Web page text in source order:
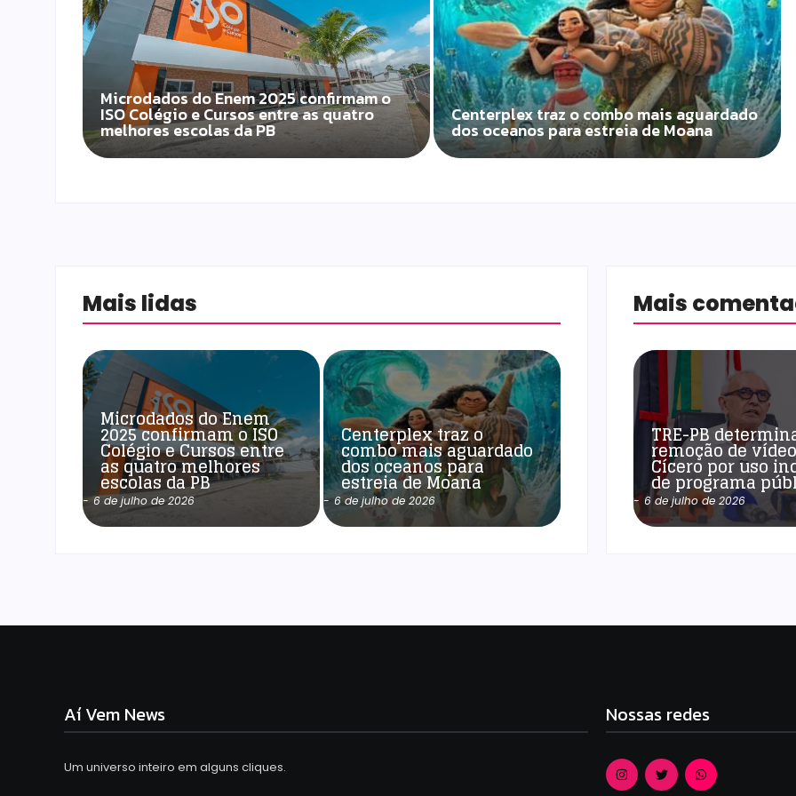
Microdados do Enem 2025 confirmam o
ISO Colégio e Cursos entre as quatro
melhores escolas da PB
Centerplex traz o combo mais aguardado
dos oceanos para estreia de Moana
Mais lidas
Microdados do Enem
2025 confirmam o ISO
Colégio e Cursos entre
as quatro melhores
escolas da PB
- 6 de julho de 2026
Centerplex traz o
combo mais aguardado
dos oceanos para
estreia de Moana
- 6 de julho de 2026
Mais
TRE-PB
remoção de
Cícero por uso
de programa
- 6 de julho de 2026
Aí Vem News
Um universo inteiro em alguns cliques.
Nossas redes